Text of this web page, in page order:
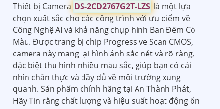
Thiết bị Camera DS-2CD2767G2T-LZS là một lựa
chọn xuất sắc cho các công trình với ưu điểm về
Công Nghệ AI và khả năng chụp hình Ban Đêm Có
Màu. Được trang bị chip Progressive Scan CMOS,
camera này mang lại hình ảnh sắc nét và rõ ràng,
đặc biệt thu hình nhiều màu sắc, giúp bạn có cái
nhìn chân thực và đầy đủ về môi trường xung
quanh. Sản phẩm chính hãng tại An Thành Phát,
Hãy Tin rằng chất lượng và hiệu suất hoạt động ổn